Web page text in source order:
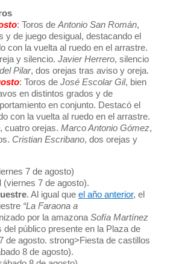
: Toros de Antonio San Román,
y de juego desigual, destacando el
con la vuelta al ruedo en el arrastre.
y silencio. Javier Herrero, silencio
Pilar, dos orejas tras aviso y oreja.
: Toros de José Escolar Gil, bien
en distintos grados y de
en conjunto. Destacó el
con la vuelta al ruedo en el arrastre.
, cuatro orejas. Marco Antonio Gómez,
Cristian Escribano, dos orejas y
7 de agosto)
(viernes 7 de agosto).
. Al igual que el año anterior, el
“La Faraona a
por la amazona Sofía Martínez
del público presente en la Plaza de
de agosto. strong>Fiesta de castillos
8 de agosto).